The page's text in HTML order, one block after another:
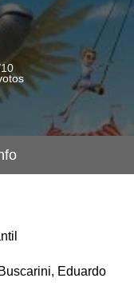
10
Eduardo